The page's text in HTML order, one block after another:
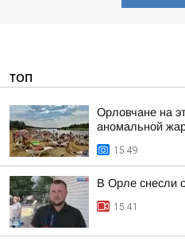
ТОП
Орловчане на
аномальной
15:49
В Орле снесли
15:41